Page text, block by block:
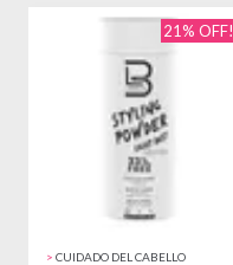
21% OFF!
> CUIDADO DEL CABELLO